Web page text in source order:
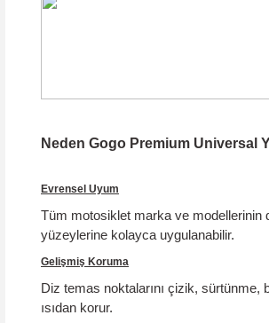
Neden Gogo Premium Universal
Evrensel Uyum
Tüm motosiklet marka ve modellerinin
yüzeylerine kolayca uygulanabilir.
Gelişmiş Koruma
Diz temas noktalarını çizik, sürtünme,
ısıdan korur.